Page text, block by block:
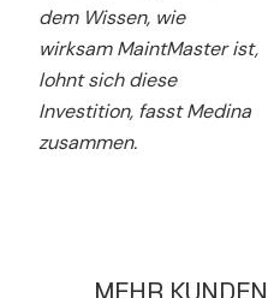
dem Wissen, wie
wirksam MaintMaster ist,
lohnt sich diese
Investition, fasst Medina
zusammen.